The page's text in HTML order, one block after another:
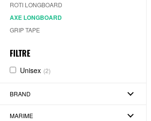
ROTI LONGBOARD
AXE LONGBOARD
GRIP TAPE
FILTRE
Unisex (2)
BRAND
MARIME